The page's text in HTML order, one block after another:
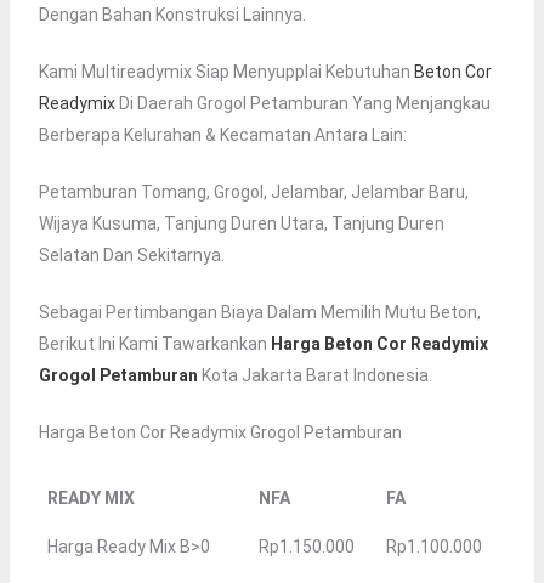
Dengan Bahan Konstruksi Lainnya.
Kami Multireadymix Siap Menyupplai Kebutuhan Beton Cor
ReadymixDi Daerah Grogol Petamburan Yang Menjangkau
Berberapa Kelurahan & Kecamatan Antara Lain:
Petamburan Tomang, Grogol, Jelambar, Jelambar Baru,
Wijaya Kusuma, Tanjung Duren Utara, Tanjung Duren
Selatan Dan Sekitarnya.
Sebagai Pertimbangan Biaya Dalam Memilih Mutu Beton,
Berikut Ini Kami Tawarkankan Harga Beton Cor Readymix
Grogol Petamburan Kota Jakarta Barat Indonesia.
Harga Beton Cor Readymix Grogol Petamburan
READY MIX NFA FA
Harga Ready Mix B>0 Rp1.150.000 Rp1.100.000